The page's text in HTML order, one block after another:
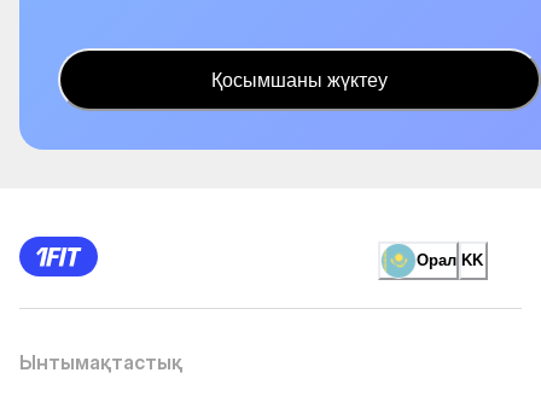
Қосымшаны жүктеу
Орал KK
Ынтымақтастық